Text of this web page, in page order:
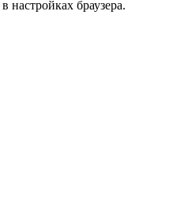
настройках браузера.